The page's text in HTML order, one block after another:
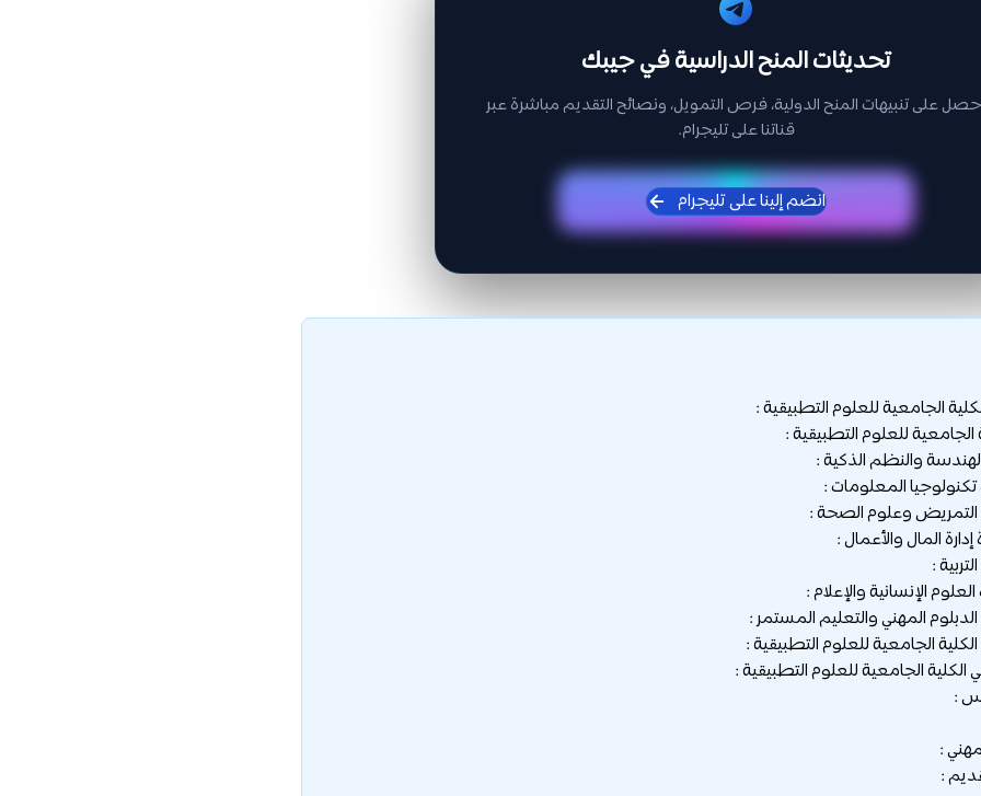
تحديثات المنح الدراسية في جيبك
على تنبيهات المنح الدولية، فرص التمويل، ونصائح التقديم مباشرة عبر
قناتنا على تليجرام.
انضم إلينا على تليجرام
الجامعية للعلوم التطبيقية :
للعلوم التطبيقية :
الجامعية للعلوم التطبيقية :
الجامعية للعلوم التطبيقية :
:
:
: